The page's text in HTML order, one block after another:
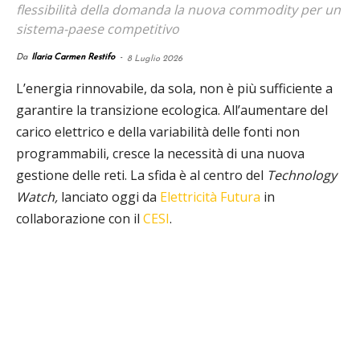
flessibilità della domanda la nuova commodity per un
sistema-paese competitivo
Da Ilaria Carmen Restifo - 8 Luglio 2026
L’energia rinnovabile, da sola, non è più sufficiente a
garantire la transizione ecologica. All’aumentare del
carico elettrico e della variabilità delle fonti non
programmabili, cresce la necessità di una nuova
gestione delle reti. La sfida è al centro del Technology
Watch, lanciato oggi da Elettricità Futura in
collaborazione con il CESI.